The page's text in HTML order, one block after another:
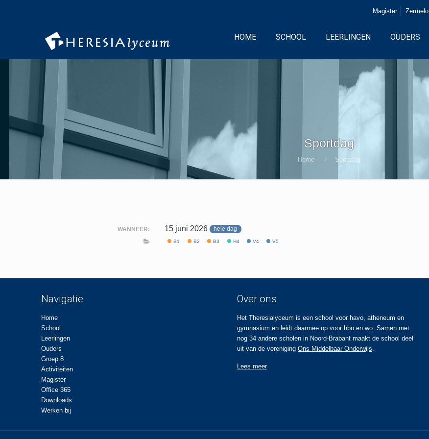
Magister Zermelo
HOME SCHOOL LEERLINGEN OUDERS
Sportdag
Home Sportdag
WANNEER: 15 juni 2026 hele dag
B1 B2 B3 H4 V4 V5
Navigatie
Home
School
Leerlingen
Ouders
Groep 8
Activiteiten
Magister
Office 365
Downloads
Werken bij
Over ons
Het Theresialyceum is een school voor havo, atheneum en
gymnasium en leidt daarmee op voor hbo en wo. Samen met
nog 34 andere scholen in Noord-Brabant maakt de school deel
uit van de vereniging Ons Middelbaar Onderwijs.
Lees meer